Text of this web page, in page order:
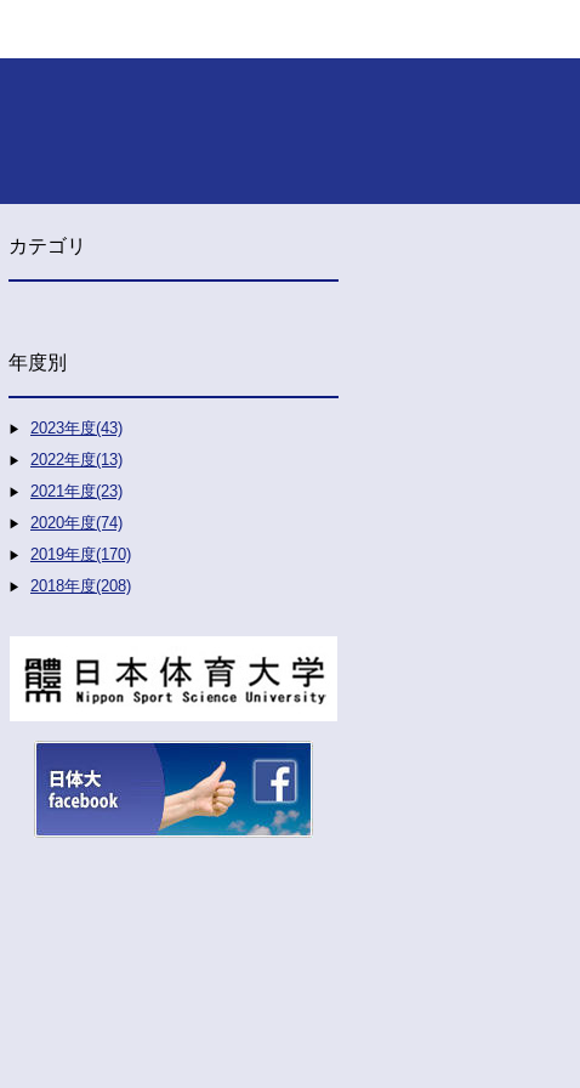
カテゴリ
年度別
2023年度(43)
2022年度(13)
2021年度(23)
2020年度(74)
2019年度(170)
2018年度(208)